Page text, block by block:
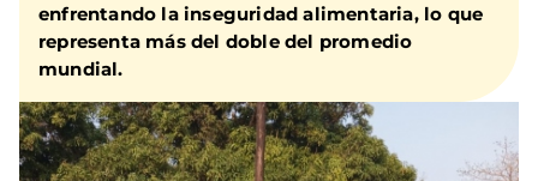
enfrentando la inseguridad alimentaria, lo que
representa más del doble del promedio
mundial.